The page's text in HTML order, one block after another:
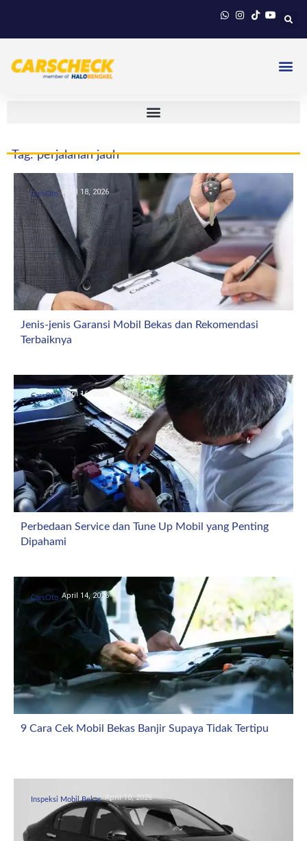
Tag: perjalanan jauh
CarsOto April 18, 2026
Jenis-jenis Garansi Mobil Bekas dan Rekomendasi
Terbaiknya
CarsOto April 16, 2026
Perbedaan Service dan Tune Up Mobil yang Penting
Dipahami
CarsOto April 14, 2026
9 Cara Cek Mobil Bekas Banjir Supaya Tidak Tertipu
Inspeksi Mobil Bekas April 10, 2026